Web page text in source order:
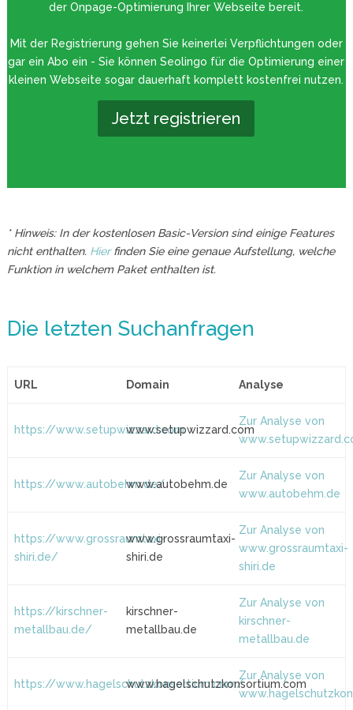
der Onpage-Optimierung Ihrer Webseite bereit.
Mit der Registrierung gehen Sie keinerlei Verpflichtungen oder
gar ein Abo ein - Sie können Seolingo für die Optimierung einer
kleinen Webseite sogar dauerhaft komplett kostenfrei nutzen.
Jetzt registrieren
* Hinweis: In der kostenlosen Basic-Version sind einige Features
nicht enthalten. Hierfinden Sie eine genaue Aufstellung, welche
Funktion in welchem Paket enthalten ist.
Die letzten Suchanfragen
URL Domain Analyse
https://www.setupwizzard.comwww.setupwizzard.com
Zur Analyse von
https://www.autobehm.de/www.autobehm.de
Zur Analyse von
www.autobehm.de
https://www.grossraumtaxi-
shiri.de/
www.grossraumtaxi-
shiri.de
Zur Analyse von
www.grossraumtaxi-
shiri.de
https://kirschner-
metallbau.de/
kirschner-
metallbau.de
Zur Analyse von
kirschner-
metallbau.de
https://www.hagelschutzkonsortium.com/
www.hagelschutzkonsortium.com
Zur Analyse von